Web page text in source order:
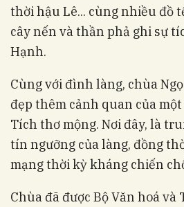
thời hậu Lê... cùng nhiều đồ
cây nến và thần phả ghi sự
Hạnh.
Cùng với đình làng, chùa
đẹp thêm cảnh quan của
Tích thơ mộng. Nơi đây, là
tín ngưỡng của làng, đồng
mạng thời kỳ kháng chiến
Chùa đã được Bộ Văn hoá